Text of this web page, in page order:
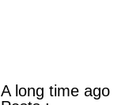
A long time ago